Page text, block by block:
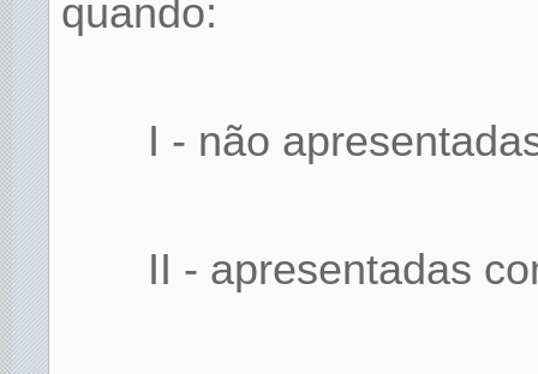
quando:
I - não
II - apresentadas